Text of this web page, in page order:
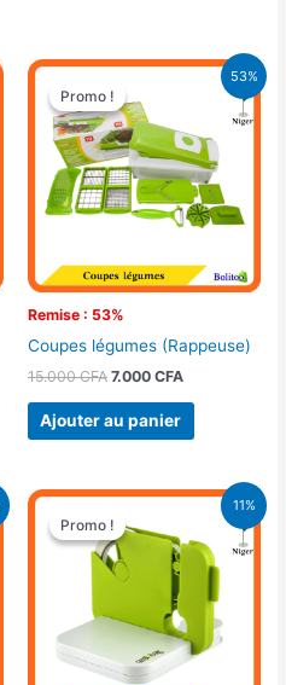
53%
Promo !
Remise : 53%
Promo !
Coupes légumes (Rappeuse)
15.000CFA
Le
prix
initial
était :
15.000 CFA.
7.000 CFA
Le
7.000 CFA.
Ajouter au panier
11%
Promo !
Promo !
Le
prix
initial
était :
9.500 CFA.
Le
actuel
est :
8.500 CFA.